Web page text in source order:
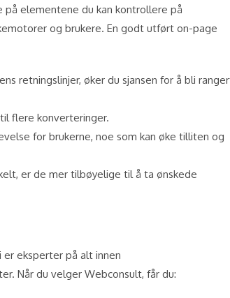
på elementene du kan kontrollere på
og brukere. En godt utført on-page
retningslinjer, øker du sjansen for å bli
flere konverteringer.
for brukerne, noe som kan øke tilliten og
er de mer tilbøyelige til å ta ønskede
eksperter på alt innen
Når du velger Webconsult, får du: